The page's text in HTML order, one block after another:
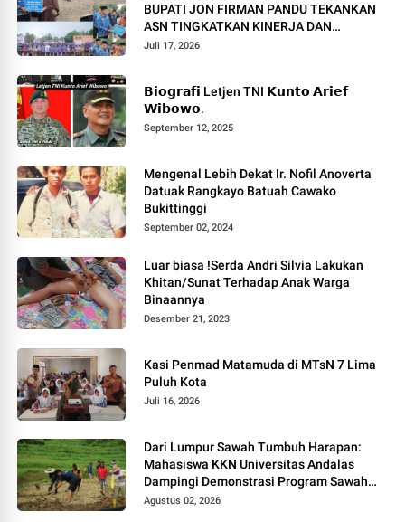
BUPATI JON FIRMAN PANDU TEKANKAN
ASN TINGKATKAN KINERJA DAN
PELAYANAN MASYARAKAT.
Juli 17, 2026
𝗕𝗶𝗼𝗴𝗿𝗮𝗳𝗶 Letjen TNI 𝗞𝘂𝗻𝘁𝗼 𝗔𝗿𝗶𝗲𝗳
𝗪𝗶𝗯𝗼𝘄𝗼.
September 12, 2025
Mengenal Lebih Dekat Ir. Nofil Anoverta
Datuak Rangkayo Batuah Cawako
Bukittinggi
September 02, 2024
Luar biasa !Serda Andri Silvia Lakukan
Khitan/Sunat Terhadap Anak Warga
Binaannya
Desember 21, 2023
Kasi Penmad Matamuda di MTsN 7 Lima
Puluh Kota
Juli 16, 2026
Dari Lumpur Sawah Tumbuh Harapan:
Mahasiswa KKN Universitas Andalas
Dampingi Demonstrasi Program Sawah
Pokok Murah di Jorong Bayua
Agustus 02, 2026